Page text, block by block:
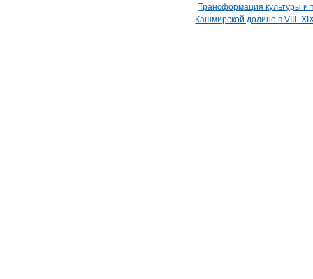
Трансформация культуры и
Кашмирской долине в